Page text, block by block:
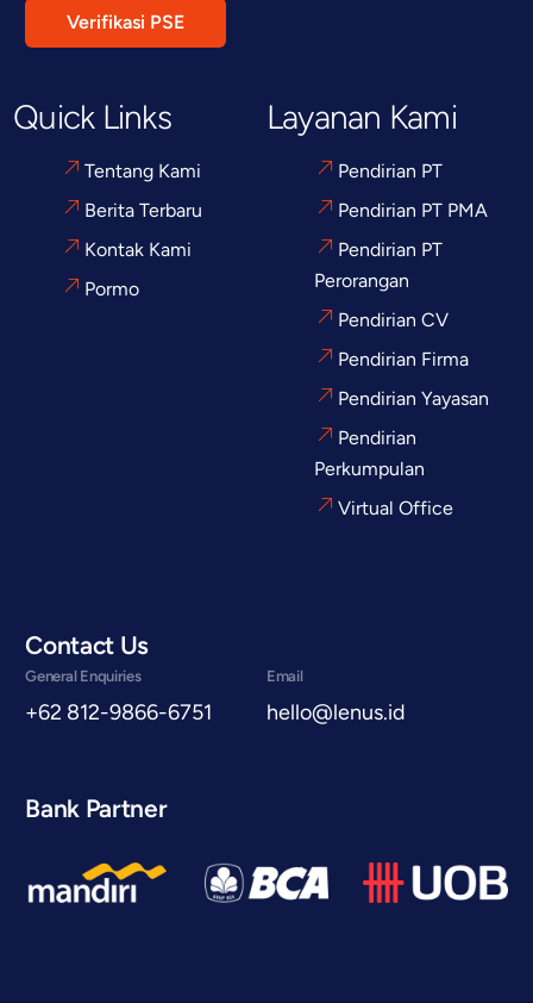
Verifikasi PSE
Quick Links
Tentang Kami
Berita Terbaru
Kontak Kami
Pormo
Layanan Kami
Pendirian PT
Pendirian PT PMA
Pendirian PT
Perorangan
Pendirian CV
Pendirian Firma
Pendirian Yayasan
Pendirian
Perkumpulan
Virtual Office
Contact Us
General Enquiries
+62 812-9866-6751
Email
hello@lenus.id
Bank Partner